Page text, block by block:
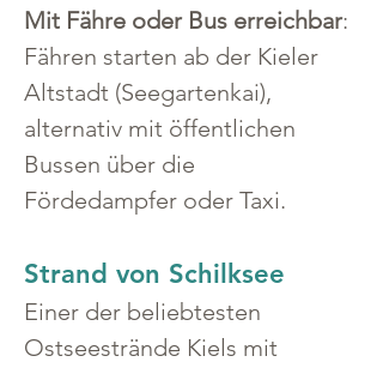
Mit Fähre oder Bus erreichbar:
Fähren starten ab der Kieler
Altstadt (Seegartenkai),
alternativ mit öffentlichen
Bussen über die
Fördedampfer oder Taxi.
Strand von Schilksee
Einer der beliebtesten
Ostseestrände Kiels mit